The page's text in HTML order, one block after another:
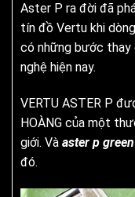
Aster P ra đời đã
tín đồ Vertu khi
có những bước thay
nghệ hiện nay.
VERTU ASTER P
HOÀNG của một
giới. Và aster p green
đó.